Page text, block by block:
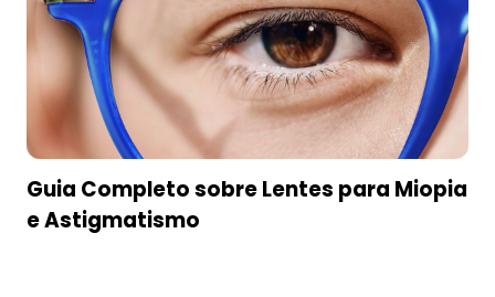
Guia Completo sobre Lentes para Miopia
e Astigmatismo